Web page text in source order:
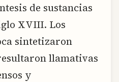
de sustancias
XVIII. Los
sintetizaron
llamativas
y